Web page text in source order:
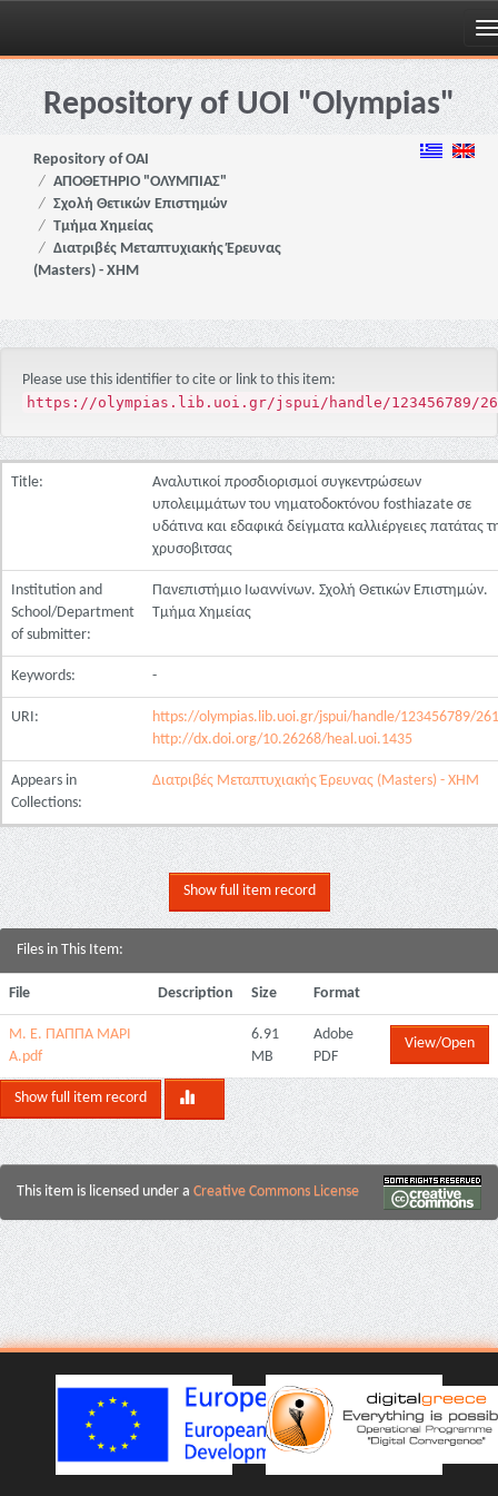
Skip
navigationRepository of UOI "Olympias"
Repository of OAI
ΑΠΟΘΕΤΗΡΙΟ "ΟΛΥΜΠΙΑΣ"
Σχολή Θετικών Επιστημών
Τμήμα Χημείας
Διατριβές Μεταπτυχιακής Έρευνας
(Masters) - ΧΗΜ
Please use this identifier to cite or link to this item:
https://olympias.lib.uoi.gr/jspui/handle/123456789/
Title:
Αναλυτικοί προσδιορισμοί συγκεντρώσεων
υπολειμμάτων του νηματοδοκτόνου fosthiazate σε
υδάτινα και εδαφικά δείγματα καλλιέργειες πατάτας
χρυσοβιτσας
Institution and
School/Department
of submitter:
Πανεπιστήμιο Ιωαννίνων. Σχολή Θετικών Επιστημών.
Τμήμα Χημείας
Keywords: -
URI:
https://olympias.lib.uoi.gr/jspui/handle/123456789/
http://dx.doi.org/10.26268/heal.uoi.1435
Appears in
Collections:
Διατριβές Μεταπτυχιακής Έρευνας (Masters) - ΧΗΜ
Show full item record
Files in This Item:
File Description Size Format
Μ. Ε. ΠΑΠΠΑ ΜΑΡΙ
Α.pdf
6.91
MB
Adobe
PDF
View/Open
Show full item record
This item is licensed under a Creative Commons License